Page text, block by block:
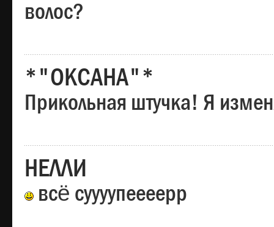
волос?
*"ОКСАНА"*
Прикольная штучка! Я
НЕЛЛИ
всё суууупеееерр